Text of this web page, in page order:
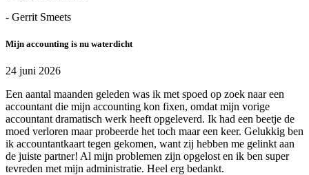
- Gerrit Smeets
Mijn accounting is nu waterdicht
24 juni 2026
Een aantal maanden geleden was ik met spoed op zoek naar een
accountant die mijn accounting kon fixen, omdat mijn vorige
accountant dramatisch werk heeft opgeleverd. Ik had een beetje de
moed verloren maar probeerde het toch maar een keer. Gelukkig ben
ik accountantkaart tegen gekomen, want zij hebben me gelinkt aan
de juiste partner! Al mijn problemen zijn opgelost en ik ben super
tevreden met mijn administratie. Heel erg bedankt.